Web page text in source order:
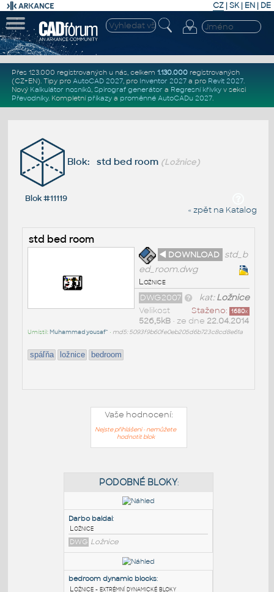
CZ | SK| EN | DE
Přes 123.000 registrovaných u nás, celkem 1.130.000registrovaných
(CZ+EN). Tipy pro AutoCAD 2027, pro Inventor 2027a pro Revit 2027.
Nový Kalkulátor nosníků, Spirograf generátor a Regresní křivkyv sekci
Převodníky. Kompletní příkazya proměnné AutoCADu 2027.
Blok: std bed room (Ložnice)
Blok #11119
« zpět na Katalog
std bed room
◄ DOWNLOAD std_b
ed_room.dwg
Ložnice
kat:Ložnice
DWG2007
Staženo: 1680x
Velikost
526,5kB• ze dne 22.04.2014
Umístil: Muhammad yousaf^ • md5: 5093f9b60fe0eb205d6b723c8cd8e61a
spáľňa ložnice bedroom
Vaše hodnocení:
Nejste přihlášeni - nemůžete
hodnotit blok
PODOBNÉ BLOKY: